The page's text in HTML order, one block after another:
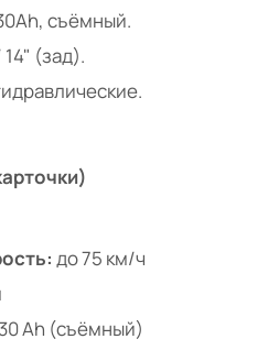
съёмный.
(зад).
до 75 км/ч
Ah (съёмный)